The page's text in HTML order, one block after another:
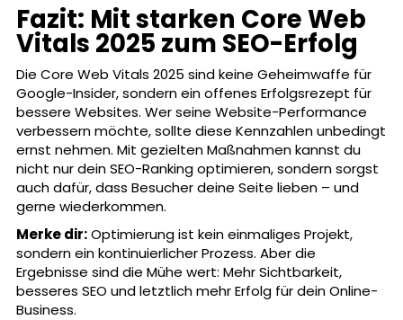
Fazit: Mit starken Core Web
Vitals 2025 zum SEO-Erfolg
Die Core Web Vitals 2025 sind keine Geheimwaffe für
Google-Insider, sondern ein offenes Erfolgsrezept für
bessere Websites. Wer seine Website-Performance
verbessern möchte, sollte diese Kennzahlen unbedingt
ernst nehmen. Mit gezielten Maßnahmen kannst du
nicht nur dein SEO-Ranking optimieren, sondern sorgst
auch dafür, dass Besucher deine Seite lieben – und
gerne wiederkommen.
Merke dir:Optimierung ist kein einmaliges Projekt,
sondern ein kontinuierlicher Prozess. Aber die
Ergebnisse sind die Mühe wert: Mehr Sichtbarkeit,
besseres SEO und letztlich mehr Erfolg für dein Online-
Business.